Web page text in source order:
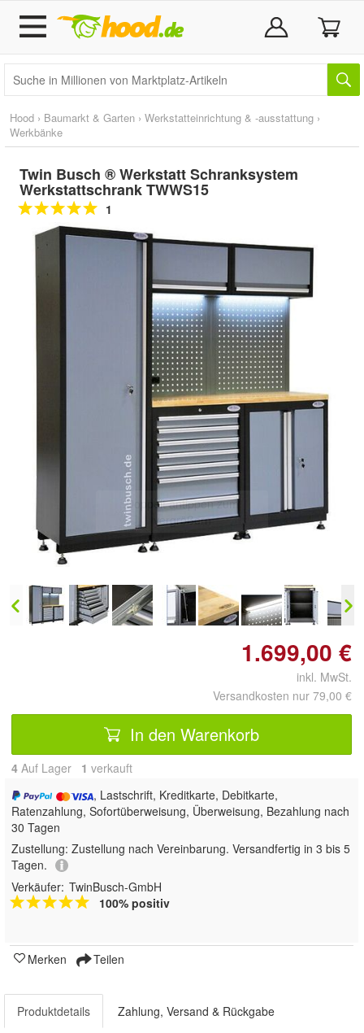
Hood › Baumarkt & Garten › Werkstatteinrichtung & -ausstattung ›
Werkbänke
Twin Busch ® Werkstatt Schranksystem
Werkstattschrank TWWS15
1
Doppelt antippen zum
vergrößern
1.699,00 €
inkl. MwSt.
Versandkosten nur 79,00 €
In den Warenkorb
4 Auf Lager 1 verkauft
, Lastschrift, Kreditkarte, Debitkarte,
Ratenzahlung, Sofortüberweisung, Überweisung, Bezahlung nach
30 Tagen
Zustellung: Zustellung nach Vereinbarung. Versandfertig in 3 bis 5
Tagen.
Verkäufer: TwinBusch-GmbH
100% positiv
Merken Teilen
Produktdetails Zahlung, Versand & Rückgabe